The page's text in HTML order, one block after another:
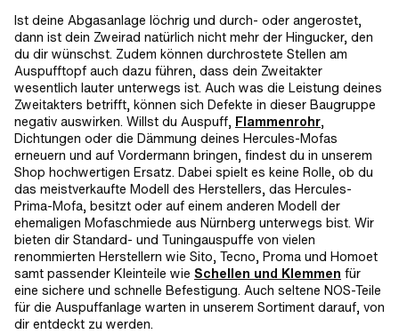
Ist deine Abgasanlage löchrig und durch- oder angerostet,
dann ist dein Zweirad natürlich nicht mehr der Hingucker, den
du dir wünschst. Zudem können durchrostete Stellen am
Auspufftopf auch dazu führen, dass dein Zweitakter
wesentlich lauter unterwegs ist. Auch was die Leistung deines
Zweitakters betrifft, können sich Defekte in dieser Baugruppe
negativ auswirken. Willst du Auspuff, Flammenrohr,
Dichtungen oder die Dämmung deines Hercules-Mofas
erneuern und auf Vordermann bringen, findest du in unserem
Shop hochwertigen Ersatz. Dabei spielt es keine Rolle, ob du
das meistverkaufte Modell des Herstellers, das Hercules-
Prima-Mofa, besitzt oder auf einem anderen Modell der
ehemaligen Mofaschmiede aus Nürnberg unterwegs bist. Wir
bieten dir Standard- und Tuningauspuffe von vielen
renommierten Herstellern wie Sito, Tecno, Proma und Homoet
samt passender Kleinteile wie Schellen und Klemmen für
eine sichere und schnelle Befestigung. Auch seltene NOS-Teile
für die Auspuffanlage warten in unserem Sortiment darauf, von
dir entdeckt zu werden.